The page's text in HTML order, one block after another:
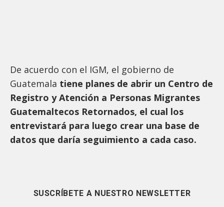
De acuerdo con el IGM, el gobierno de
Guatemala tiene planes de abrir un Centro de
Registro y Atención a Personas Migrantes
Guatemaltecos Retornados, el cual los
entrevistará para luego crear una base de
datos que daría seguimiento a cada caso.
SUSCRÍBETE A NUESTRO NEWSLETTER